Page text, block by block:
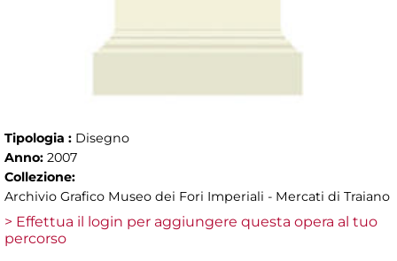
Tipologia : Disegno
Anno: 2007
Collezione:
Archivio Grafico Museo dei Fori Imperiali - Mercati di Traiano
> Effettua il login per aggiungere questa opera al tuo
percorso